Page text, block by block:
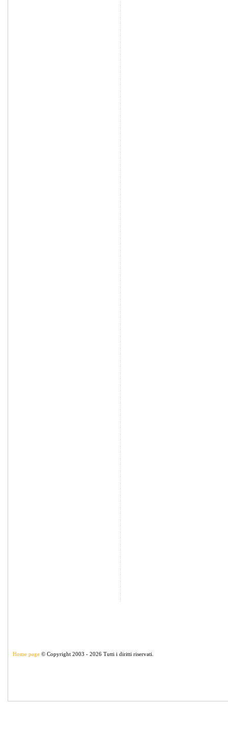
Home page © Copyright 2003 - 2026 Tutti i diritti riservati.